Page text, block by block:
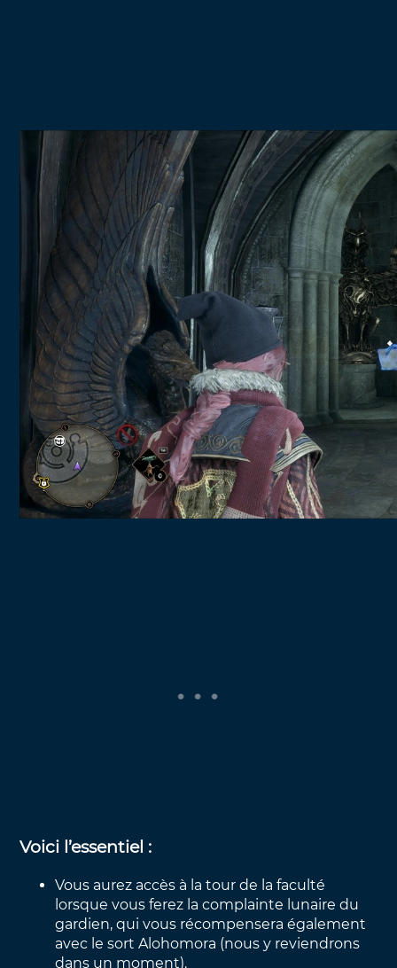
Voici l’essentiel :
Vous aurez accès à la tour de la faculté
lorsque vous ferez la complainte lunaire du
gardien, qui vous récompensera également
avec le sort Alohomora (nous y reviendrons
dans un moment).